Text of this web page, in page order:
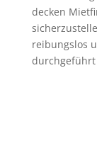
decken
reibungslos